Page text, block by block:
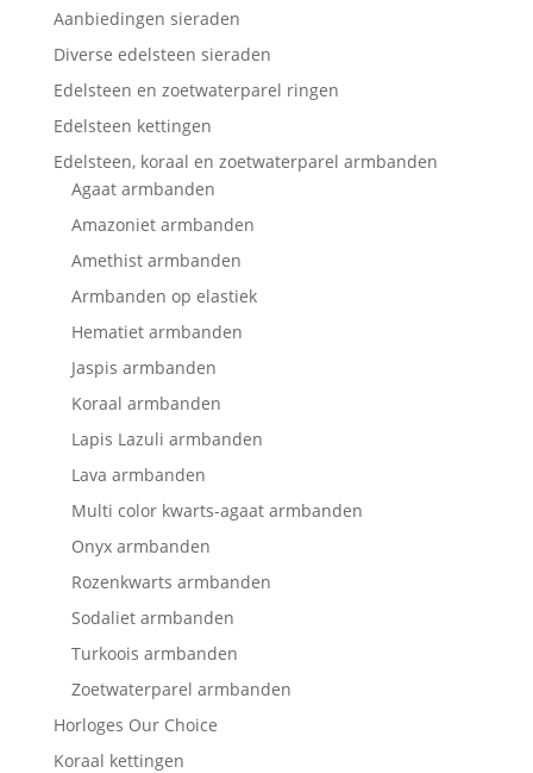
Aanbiedingen sieraden
Diverse edelsteen sieraden
Edelsteen en zoetwaterparel ringen
Edelsteen kettingen
Edelsteen, koraal en zoetwaterparel armbanden
Agaat armbanden
Amazoniet armbanden
Amethist armbanden
Armbanden op elastiek
Hematiet armbanden
Jaspis armbanden
Koraal armbanden
Lapis Lazuli armbanden
Lava armbanden
Multi color kwarts-agaat armbanden
Onyx armbanden
Rozenkwarts armbanden
Sodaliet armbanden
Turkoois armbanden
Zoetwaterparel armbanden
Horloges Our Choice
Koraal kettingen